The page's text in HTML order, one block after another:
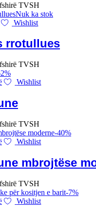
TVSH
Nuk ka stok
Wishlist
rrotullues
TVSH
%
Wishlist
TVSH
-40%
Wishlist
mbrojtëse
TVSH
-7%
Wishlist